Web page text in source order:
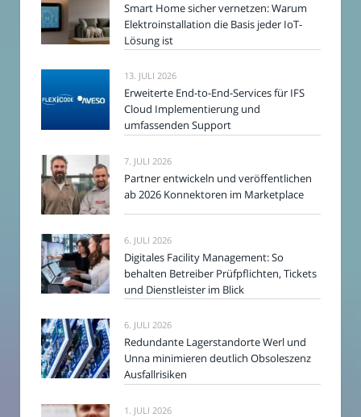
Smart Home sicher vernetzen: Warum
Elektroinstallation die Basis jeder IoT-
Lösung ist
13. JULI 2026
Erweiterte End-to-End-Services für IFS
Cloud Implementierung und
umfassenden Support
7. JULI 2026
Partner entwickeln und veröffentlichen
ab 2026 Konnektoren im Marketplace
6. JULI 2026
Digitales Facility Management: So
behalten Betreiber Prüfpflichten, Tickets
und Dienstleister im Blick
6. JULI 2026
Redundante Lagerstandorte Werl und
Unna minimieren deutlich Obsoleszenz
Ausfallrisiken
1. JULI 2026